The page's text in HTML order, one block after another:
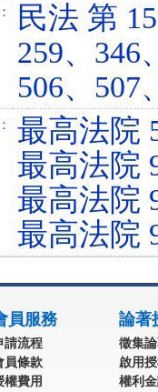
民法 第
259、346
506、507
最高法院
最高法院
最高法院
最高法院
員服務
請流程
員條款
權費用
論著
徵集
啟用
權利